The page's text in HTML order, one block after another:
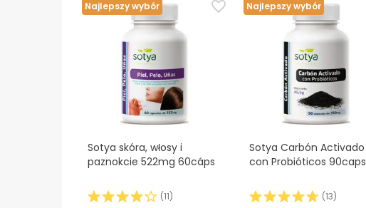
Najlepszy wybór
Sotya skóra, włosy i
paznokcie 522mg 60cáps
(11)
Najlepszy wybór
Sotya Carbón Activado
con Probióticos 90caps
(13)